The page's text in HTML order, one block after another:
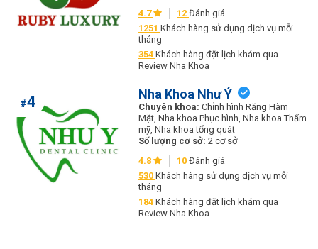
4.7
12 Đánh giá
1251 Khách hàng sử dụng dịch vụ mỗi
tháng
354 Khách hàng đặt lịch khám qua
Review Nha Khoa
#4 Nha Khoa Như Ý
Chuyên khoa: Chỉnh hình Răng Hàm
Mặt, Nha khoa Phục hình, Nha khoa Thẩm
mỹ, Nha khoa tổng quát
Số lượng cơ sở: 2 cơ sở
4.8
10 Đánh giá
530 Khách hàng sử dụng dịch vụ mỗi
tháng
184 Khách hàng đặt lịch khám qua
Review Nha Khoa